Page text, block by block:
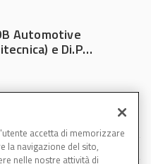
Automotive
e Di.Pa.
accetta di memorizzare
la navigazione del sito,
nelle nostre attività di